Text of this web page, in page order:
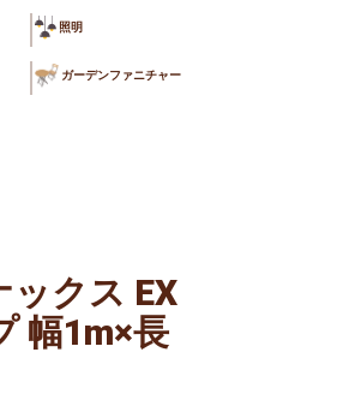
照明
ガーデンファニチャー
ックス EX
幅1m×長